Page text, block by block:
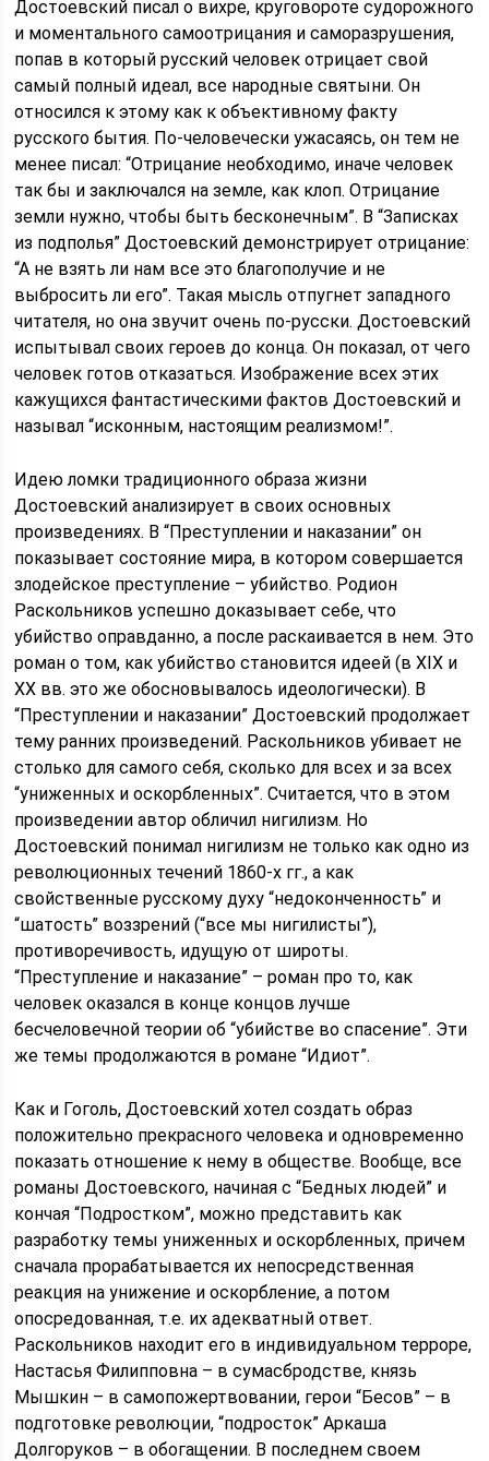
Достоевский писал о вихре, круговороте судорожного
и моментального самоотрицания и саморазрушения,
попав в который русский человек отрицает свой
самый полный идеал, все народные святыни. Он
относился к этому как к объективному факту
русского бытия. По-человечески ужасаясь, он тем не
менее писал: “Отрицание необходимо, иначе человек
так бы и заключался на земле, как клоп. Отрицание
земли нужно, чтобы быть бесконечным”. В “Записках
из подполья” Достоевский демонстрирует отрицание:
“А не взять ли нам все это благополучие и не
выбросить ли его”. Такая мысль отпугнет западного
читателя, но она звучит очень по-русски. Достоевский
испытывал своих героев до конца. Он показал, от чего
человек готов отказаться. Изображение всех этих
кажущихся фантастическими фактов Достоевский и
называл “исконным, настоящим реализмом!”.
Идею ломки традиционного образа жизни
Достоевский анализирует в своих основных
произведениях. В “Преступлении и наказании” он
показывает состояние мира, в котором совершается
злодейское преступление – убийство. Родион
Раскольников успешно доказывает себе, что
убийство оправданно, а после раскаивается в нем. Это
роман о том, как убийство становится идеей (в XIX и
XX вв. это же обосновывалось идеологически). В
“Преступлении и наказании” Достоевский продолжает
тему ранних произведений. Раскольников убивает не
столько для самого себя, сколько для всех и за всех
“униженных и оскорбленных”. Считается, что в этом
произведении автор обличил нигилизм. Но
Достоевский понимал нигилизм не только как одно из
революционных течений 1860-х гг., а как
свойственные русскому духу “недоконченность” и
“шатость” воззрений (“все мы нигилисты”),
противоречивость, идущую от широты.
“Преступление и наказание” – роман про то, как
человек оказался в конце концов лучше
бесчеловечной теории об “убийстве во спасение”. Эти
же темы продолжаются в романе “Идиот”.
Как и Гоголь, Достоевский хотел создать образ
положительно прекрасного человека и одновременно
показать отношение к нему в обществе. Вообще, все
романы Достоевского, начиная с “Бедных людей” и
кончая “Подростком”, можно представить как
разработку темы униженных и оскорбленных, причем
сначала прорабатывается их непосредственная
реакция на унижение и оскорбление, а потом
опосредованная, т.е. их адекватный ответ.
Раскольников находит его в индивидуальном терроре,
Настасья Филипповна – в сумасбродстве, князь
Мышкин – в самопожертвовании, герои “Бесов” – в
подготовке революции, “подросток” Аркаша
Долгоруков – в обогащении. В последнем своем